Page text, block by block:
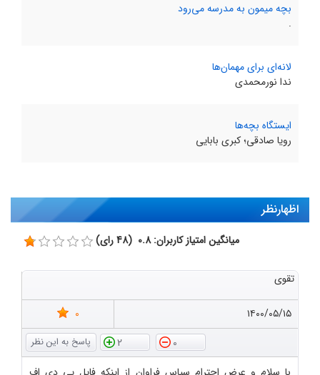
بچه میمون به مدرسه می‌رود
.
لانه‌ای برای مهمان‌ها
ندا نورمحمدی
ایستگاه بچه‌ها
رویا صادقی؛ کبری بابایی
اظهارنظر
میانگین امتیاز کاربران: 0.8 (48 رای)
تقوی
۱۴۰۰/۰۵/۱۵
0
0
2